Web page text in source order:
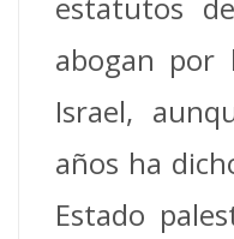
abogan por
Israel,
años ha
Estado